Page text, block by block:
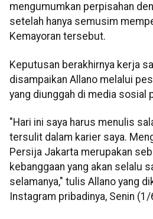
mengumumkan perpisahan
setelah hanya semusim
Kemayoran tersebut.
Keputusan berakhirnya kerja
disampaikan Allano melalui
yang diunggah di media sosial
"Hari ini saya harus menulis
tersulit dalam karier saya.
Persija Jakarta merupakan
kebanggaan yang akan selalu
selamanya," tulis Allano yang
Instagram pribadinya, Senin (1/